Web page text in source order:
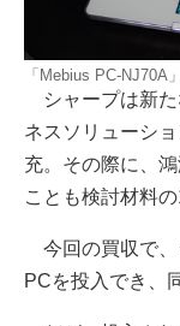
「Mebius PC-NJ70A」
シャープは新た
ネスソリューシ
充。その際に、
ことも検討材料
今回の買収で、
PCを投入でき、